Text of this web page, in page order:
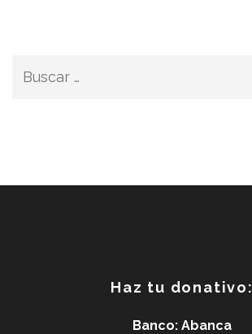
Buscar:
Haz tu donativo:
Banco: Abanca